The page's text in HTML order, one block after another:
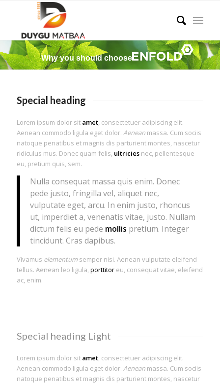
Why you should choose
Special heading
Lorem ipsum dolor sit amet, consectetuer adipiscing elit.
Aenean commodo ligula eget dolor. Aeneanmassa. Cum sociis
natoque penatibus et magnis dis parturient montes, nascetur
ridiculus mus. Donec quam felis, ultriciesnec, pellentesque
eu, pretium quis, sem.
Nulla consequat massa quis enim. Donec
pede justo, fringilla vel, aliquet nec,
vulputate eget, arcu. In enim justo, rhoncus
ut, imperdiet a, venenatis vitae, justo. Nullam
dictum felis eu pede mollis pretium. Integer
tincidunt. Cras dapibus.
Vivamus elementumsemper nisi. Aenean vulputate eleifend
tellus.Aeneanleo ligula, porttitoreu, consequat vitae, eleifend
ac, enim.
Special heading Light
Lorem ipsum dolor sit amet, consectetuer adipiscing elit.
Aenean commodo ligula eget dolor. Aeneanmassa. Cum sociis
natoque penatibus et magnis dis parturient montes, nascetur